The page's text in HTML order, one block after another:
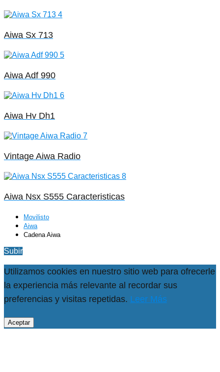
Aiwa Sx 713
Aiwa Adf 990
Aiwa Hv Dh1
Vintage Aiwa Radio
Aiwa Nsx S555 Caracteristicas
Movilisto
Aiwa
Cadena Aiwa
Subir
Utilizamos cookies en nuestro sitio web para ofrecerle
la experiencia más relevante al recordar sus
preferencias y visitas repetidas. Leer Más
Aceptar